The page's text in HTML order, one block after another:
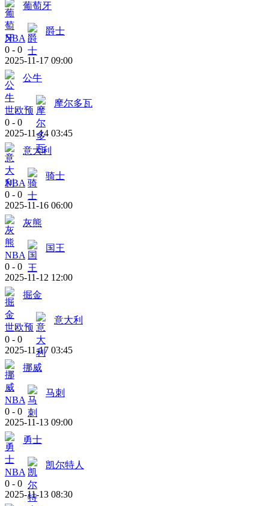
葡萄牙
NBA
爵士
0 - 0
2025-11-17 09:00
公牛
世欧预
摩尔多瓦
0 - 0
2025-11-14 03:45
意大利
NBA
骑士
0 - 0
2025-11-16 06:00
灰熊
NBA
国王
0 - 0
2025-11-12 12:00
掘金
世欧预
意大利
0 - 0
2025-11-17 03:45
挪威
NBA
马刺
0 - 0
2025-11-13 09:00
勇士
NBA
凯尔特人
0 - 0
2025-11-13 08:30